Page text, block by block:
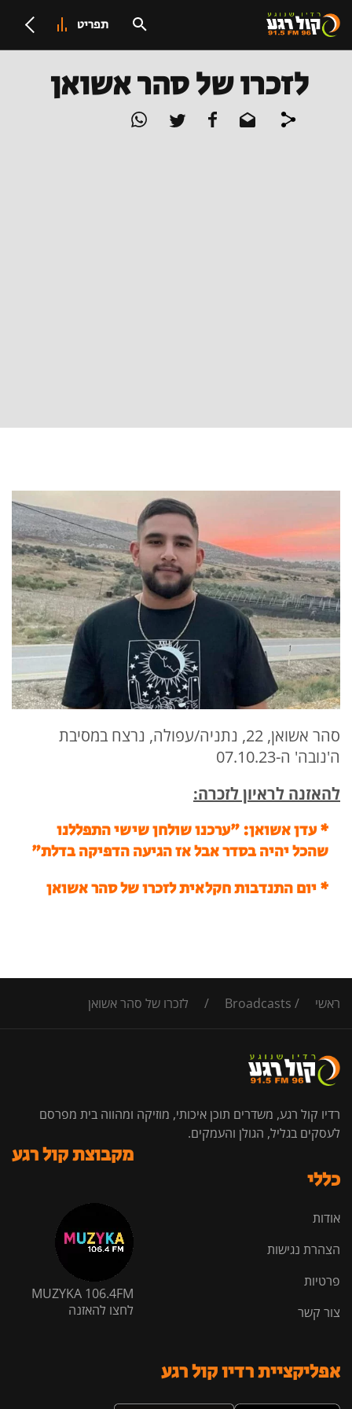
תפריט
לזכרו של סהר אשואן
סהר אשואן, 22, נתניה/עפולה, נרצח במסיבת
ה'נובה' ה-07.10.23
להאזנה לראיון לזכרה:
* עדן אשואן: "ערכנו שולחן שישי התפללנו
שהכל יהיה בסדר אבל אז הגיעה הדפיקה בדלת"
* יום התנדבות חקלאית לזכרו של סהר אשואן
ראשי /
Broadcasts
/ לזכרו של סהר אשואן
רדיו קול רגע, משדרים תוכן איכותי, מוזיקה ומהווה בית מפרסם
לעסקים בגליל, הגולן והעמקים.
כללי
אודות
הצהרת נגישות
פרטיות
צור קשר
מקבוצת קול רגע
MUZYKA 106.4FM
לחצו להאזנה
אפליקציית רדיו קול רגע